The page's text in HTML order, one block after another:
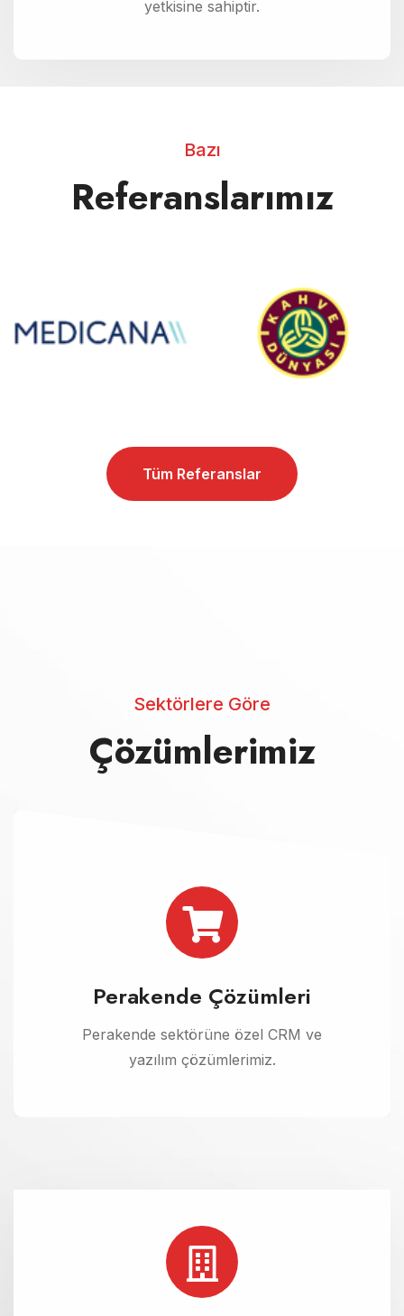
yetkisine sahiptir.
Bazı
Referanslarımız
Tüm Referanslar
Sektörlere Göre
Çözümlerimiz
Perakende Çözümleri
Perakende sektörüne özel CRM ve
yazılım çözümlerimiz.